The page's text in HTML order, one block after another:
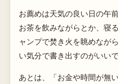
お薦めは天気の良い日の午
お茶を飲みながらとか、寝
ャンプで焚き火を眺めなが
い気分で書き出すのがいいで
あとは、「お金や時間が無